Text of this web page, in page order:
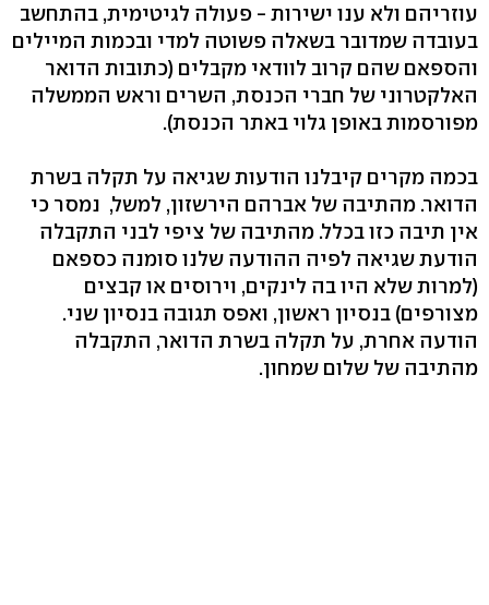
עוזריהם ולא ענו ישירות - פעולה לגיטימית, בהתחשב
בעובדה שמדובר בשאלה פשוטה למדי ובכמות המיילים
והספאם שהם קרוב לוודאי מקבלים (כתובות הדואר
האלקטרוני של חברי הכנסת, השרים וראש הממשלה
מפורסמות באופן גלוי באתר הכנסת).
בכמה מקרים קיבלנו הודעות שגיאה על תקלה בשרת
הדואר. מהתיבה של אברהם הירשזון, למשל, נמסר כי
אין תיבה כזו בכלל. מהתיבה של ציפי לבני התקבלה
הודעת שגיאה לפיה ההודעה שלנו סומנה כספאם
(למרות שלא היו בה לינקים, וירוסים או קבצים
מצורפים) בנסיון ראשון, ואפס תגובה בנסיון שני.
הודעה אחרת, על תקלה בשרת הדואר, התקבלה
מהתיבה של שלום שמחון.